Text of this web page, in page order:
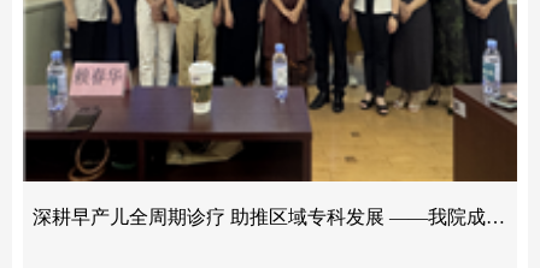
深耕早产儿全周期诊疗 助推区域专科发展 ——我院成功举办市级中晚期早产儿系统化管理继教研讨班